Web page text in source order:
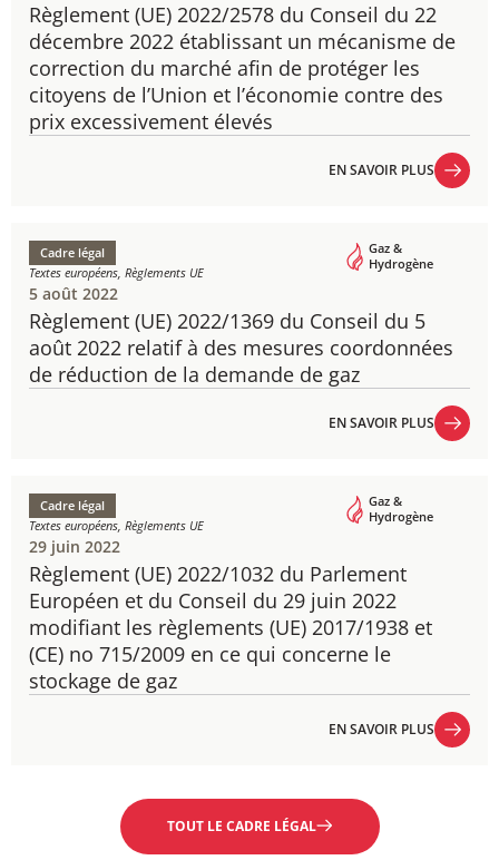
Règlement (UE) 2022/2578 du Conseil du 22
décembre 2022 établissant un mécanisme de
correction du marché afin de protéger les
citoyens de l’Union et l’économie contre des
prix excessivement élevés
EN SAVOIR PLUS
Règlement (UE) 2022/1369​ du Conseil du 5
août 2022 relatif à des mesures coordonnées
de réduction de la demande de gaz
Cadre légal
Textes européens, Règlements UE
Gaz &
Hydrogène
5 août 2022
EN SAVOIR PLUS
Règlement (UE) 2022/1032 du Parlement
Européen et du Conseil du 29 juin 2022
modifiant les règlements (UE) 2017/1938 et
(CE) no 715/2009 en ce qui concerne le
stockage de gaz
Cadre légal
Textes européens, Règlements UE
Gaz &
Hydrogène
29 juin 2022
EN SAVOIR PLUS
TOUT LE CADRE LÉGAL